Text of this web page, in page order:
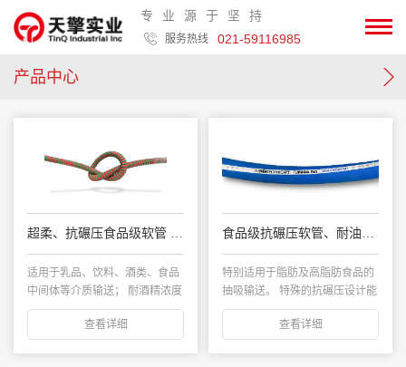
专业源于坚持
服务热线 021-59116985
产品中心
超柔、抗碾压食品级软管 SPIRALTECH® BUTYL EXTRA GLIDE
适用于乳品、饮料、酒类、食品
中间体等介质输送； 耐酒精浓度
可达；管体波纹...
查看详细
食品级抗碾压软管、耐油脂 TUFOODFAT CRUSH RESISTANT
特别适用于脂肪及高脂肪食品的
抽吸输送。 特殊的抗碾压设计能
避免罐车...
查看详细